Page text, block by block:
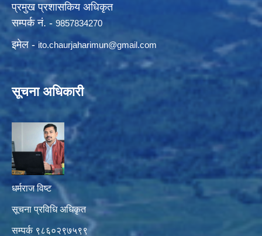
प्रमुख प्रशासकिय अधिकृत
सम्पर्क नं. - 9857834270
इमेल - ito.chaurjaharimun@gmail.com
सूचना अधिकारी
धर्मराज विष्ट
सूचना प्रविधि अधिकृत
सम्पर्क ९८६०२९७५९९